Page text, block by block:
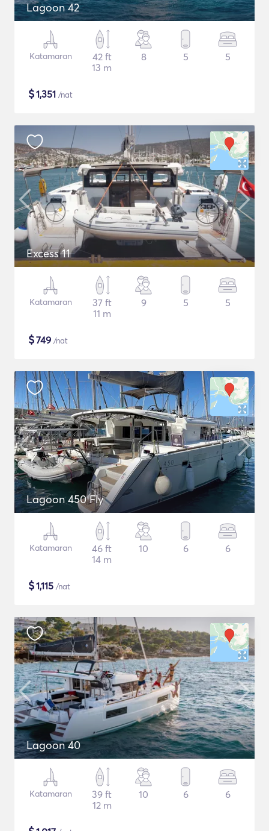
Lagoon 42
Katamaran
42 ft
13 m
8 5 5
$1,351 /nat
Excess 11
Katamaran
37 ft
11 m
9 5 5
$749 /nat
Lagoon 450 Fly
Katamaran
46 ft
14 m
10 6 6
$1,115 /nat
Lagoon 40
Katamaran
39 ft
12 m
10 6 6